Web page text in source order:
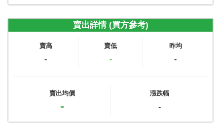
賣出詳情 (買方參考)
賣高
-
賣低
-
昨均
-
賣出均價
-
漲跌幅
-